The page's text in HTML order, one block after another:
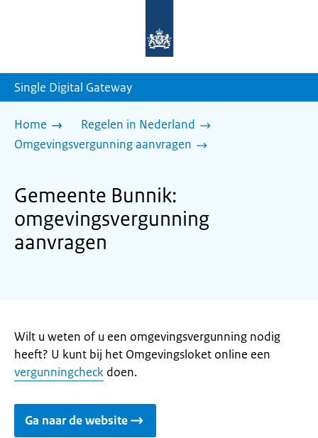
homepage
Single Digital Gateway
Home
Regelen in Nederland
Omgevingsvergunning aanvragen
Gemeente Bunnik:
omgevingsvergunning
aanvragen
Wilt u weten of u een omgevingsvergunning nodig
heeft? U kunt bij het Omgevingsloket online een
vergunningcheck doen.
Ga naar de website